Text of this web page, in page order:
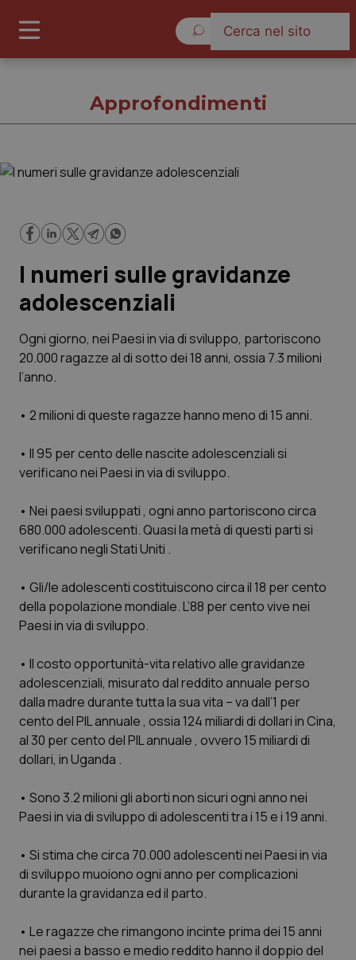
Cronache
Governo e Parlamento
Regioni e Asl
Lavoro e Professioni
Lettere al direttore
Edizioni Regionali
QS Pro
Professionisti Sanitari.AI
Basilicata
Calabria
Campania
Emilia-Romagna
Friuli Venezia Giulia
Lazio
Liguria
Artrite & artrosi
Asma & BPCO
Car-T
Colesterolo & coronaropatie
Dermatite Atopica
Diabete & glucometri
Disturbi dell’umore
QS Club Newsletter
Approfondimenti
I numeri sulle gravidanze
adolescenziali
Ogni giorno, nei Paesi in via di sviluppo, partoriscono
20.000 ragazze al di sotto dei 18 anni, ossia 7.3 milioni
l’anno.
• 2 milioni di queste ragazze hanno meno di 15 anni.
• Il 95 per cento delle nascite adolescenziali si
verificano nei Paesi in via di sviluppo.
• Nei paesi sviluppati , ogni anno partoriscono circa
680.000 adolescenti. Quasi la metà di questi parti si
verificano negli Stati Uniti .
• Gli/le adolescenti costituiscono circa il 18 per cento
della popolazione mondiale. L’88 per cento vive nei
Paesi in via di sviluppo.
• Il costo opportunità-vita relativo alle gravidanze
adolescenziali, misurato dal reddito annuale perso
dalla madre durante tutta la sua vita – va dall’1 per
cento del PIL annuale , ossia 124 miliardi di dollari in Cina,
al 30 per cento del PIL annuale , ovvero 15 miliardi di
dollari, in Uganda .
• Sono 3.2 milioni gli aborti non sicuri ogni anno nei
Paesi in via di sviluppo di adolescenti tra i 15 e i 19 anni.
• Si stima che circa 70.000 adolescenti nei Paesi in via
di sviluppo muoiono ogni anno per complicazioni
durante la gravidanza ed il parto.
• Le ragazze che rimangono incinte prima dei 15 anni
nei paesi a basso e medio reddito hanno il doppio del